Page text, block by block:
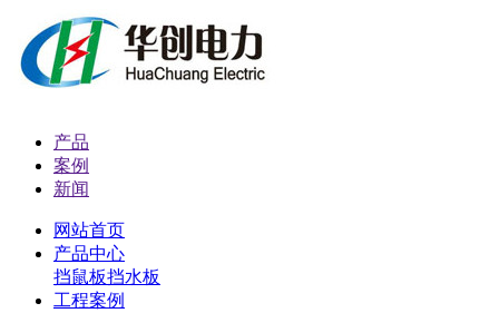
产品
案例
新闻
网站首页
产品中心
挡鼠板挡水板
工程案例